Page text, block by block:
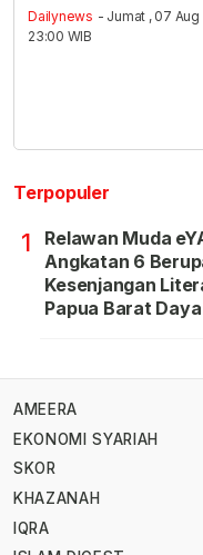
Dailynews - Jumat , 07 Aug
23:00 WIB
Terpopuler
1
Relawan Muda
Angkatan 6
Kesenjangan
Papua Barat Daya
AMEERA
EKONOMI SYARIAH
SKOR
KHAZANAH
IQRA